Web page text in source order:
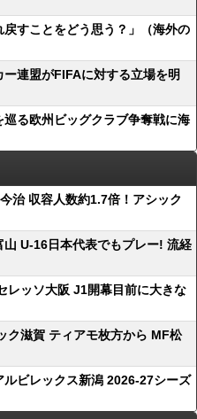
すことをどう思う？」（海外の
連盟がFIFAに対する立場を明
る欧州ビッグクラブ争奪戦に海
今治 収容人数約1.7倍！アシック
山 U-16日本代表でもプレー! 流経
レッソ大阪 J1開幕目前に大きな
ク滋賀 ティアモ枚方から MF松
ルビレックス新潟 2026-27シーズ